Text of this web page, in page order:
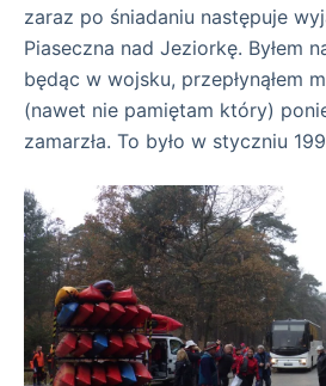
zaraz po śniadaniu następuje
Piaseczna nad Jeziorkę. Byłem
będąc w wojsku, przepłynąłem
(nawet nie pamiętam który)
zamarzła. To było w styczniu